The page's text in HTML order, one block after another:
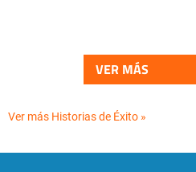
VER MÁS
Ver más Historias de Éxito »